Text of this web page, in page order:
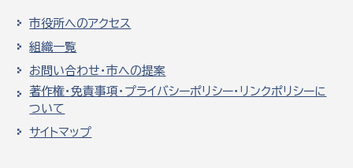
市役所へのアクセス
組織一覧
お問い合わせ・市への提案
著作権・免責事項・プライバシーポリシー・リンクポリシーに
ついて
サイトマップ